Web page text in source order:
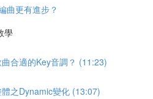
曲更有進步？
學
合適的Key音調？ (11:23)
之Dynamic變化 (13:07)